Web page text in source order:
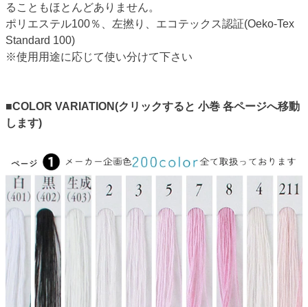
ることもほとんどありません。
ポリエステル100％、左撚り、エコテックス認証(Oeko-Tex
Standard 100)
※使用用途に応じて使い分けて下さい
■COLOR VARIATION(クリックすると 小巻 各ページへ移動
します)